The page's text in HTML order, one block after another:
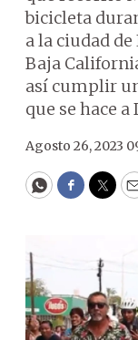
bicicleta
a la ciudad
Baja
así cumplir
que se hace a
Agosto 26, 2023
WhatsApp